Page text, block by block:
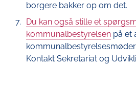
borgere bakker op om det.
Du kan også stille et
kommunalbestyrelsen på et
Kontakt Sekretariat og